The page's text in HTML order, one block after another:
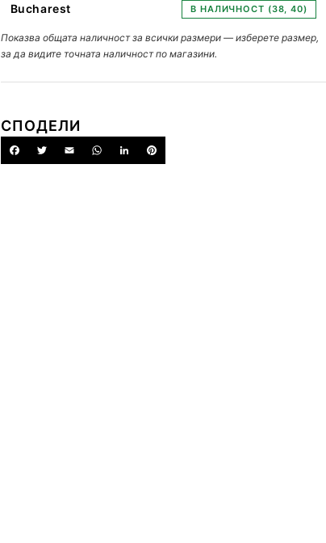
Bucharest В НАЛИЧНОСТ (38, 40)
Показва общата наличност за всички размери — изберете размер,
за да видите точната наличност по магазини.
СПОДЕЛИ